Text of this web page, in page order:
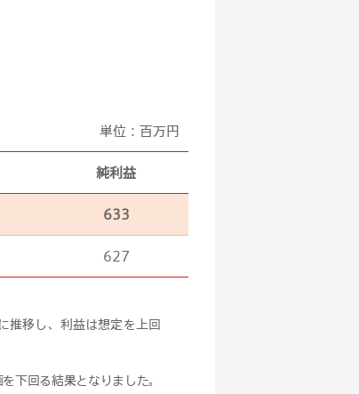
単位：百万円
純利益
633
627
推移し、利益は想定を上回
下回る結果となりました。